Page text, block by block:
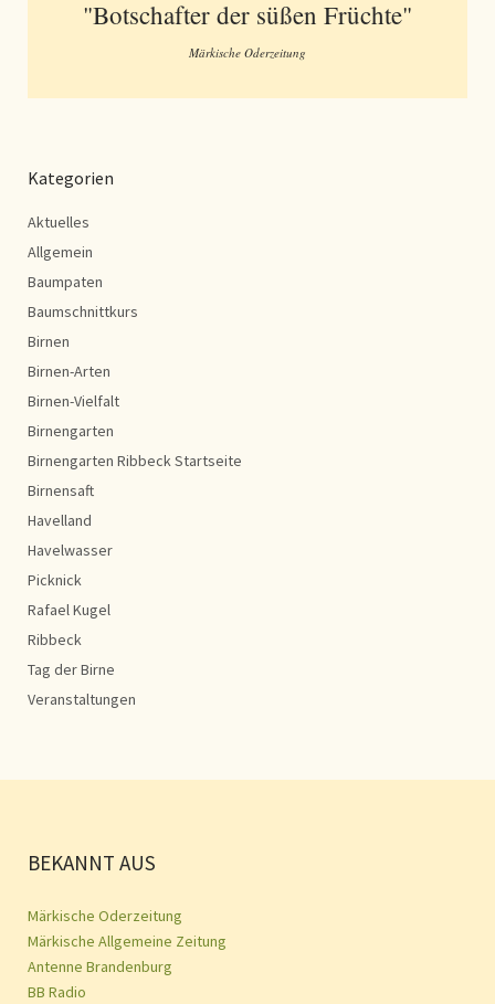
"Botschafter der süßen Früchte"
Märkische Oderzeitung
Kategorien
Aktuelles
Allgemein
Baumpaten
Baumschnittkurs
Birnen
Birnen-Arten
Birnen-Vielfalt
Birnengarten
Birnengarten Ribbeck Startseite
Birnensaft
Havelland
Havelwasser
Picknick
Rafael Kugel
Ribbeck
Tag der Birne
Veranstaltungen
BEKANNT AUS
Märkische Oderzeitung
Märkische Allgemeine Zeitung
Antenne Brandenburg
BB Radio